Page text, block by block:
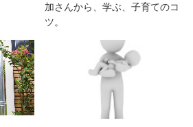
加さんから、学ぶ、子育てのコ
ツ。